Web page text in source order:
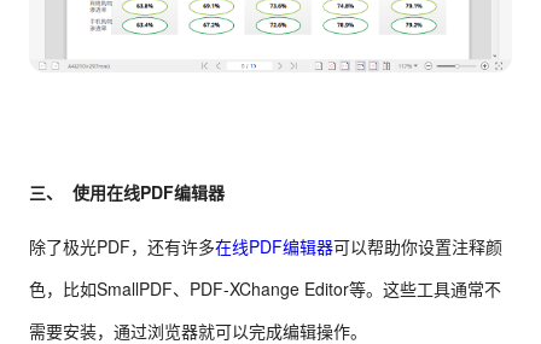
三、 使用在线PDF编辑器
除了极光PDF，还有许多在线PDF编辑器可以帮助你设置注释颜
色，比如SmallPDF、PDF-XChange Editor等。这些工具通常不
需要安装，通过浏览器就可以完成编辑操作。